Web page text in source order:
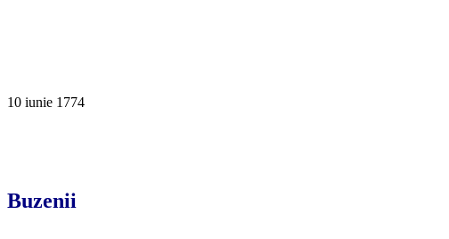
10 iunie 1774
Buzenii